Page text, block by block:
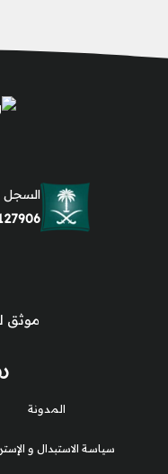
المدونة
سياسة الاستبدال و
السجل
موثق